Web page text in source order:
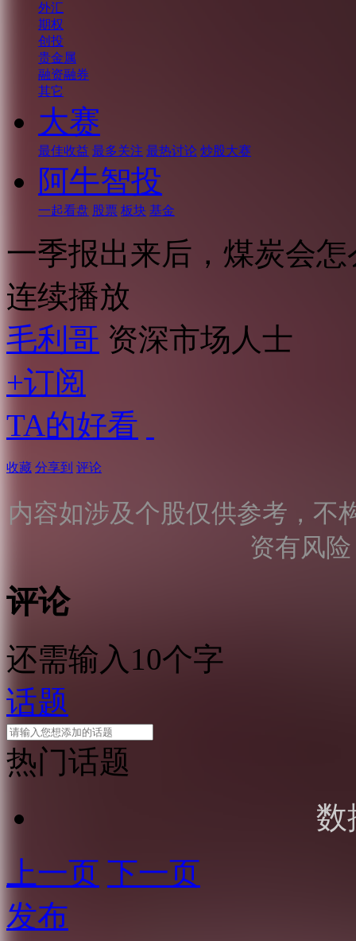
外汇
期权
创投
贵金属
融资融券
其它
大赛
最佳收益 最多关注 最热讨论 炒股大赛
阿牛智投
一起看盘 股票 板块 基金
一季报出来后，煤炭会
连续播放
毛利哥 资深市场人士
+订阅
TA的好看
收藏 分享到 评论
内容如涉及个股仅供参考，不
资有风
评论
还需输入10个字
话题
热门话题
数
上一页 下一页
发布